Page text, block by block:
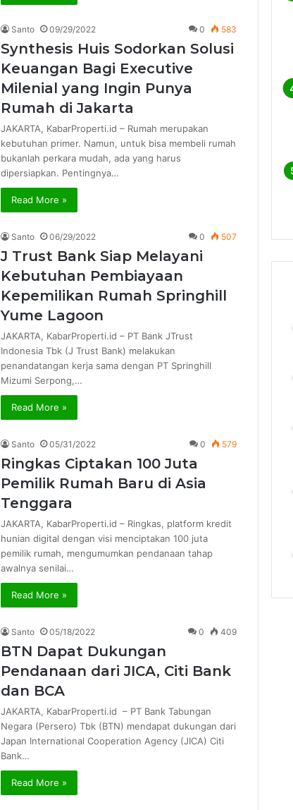
Santo 09/29/2022 0 583
Synthesis Huis Sodorkan Solusi
Keuangan Bagi Executive
Milenial yang Ingin Punya
Rumah di Jakarta
JAKARTA, KabarProperti.id – Rumah merupakan
kebutuhan primer. Namun, untuk bisa membeli rumah
bukanlah perkara mudah, ada yang harus
dipersiapkan. Pentingnya…
Read More »
Santo 06/29/2022 0 507
J Trust Bank Siap Melayani
Kebutuhan Pembiayaan
Kepemilikan Rumah Springhill
Yume Lagoon
JAKARTA, KabarProperti.id – PT Bank JTrust
Indonesia Tbk (J Trust Bank) melakukan
penandatangan kerja sama dengan PT Springhill
Mizumi Serpong,…
Read More »
Santo 05/31/2022 0 579
Ringkas Ciptakan 100 Juta
Pemilik Rumah Baru di Asia
Tenggara
JAKARTA, KabarProperti.id – Ringkas, platform kredit
hunian digital dengan visi menciptakan 100 juta
pemilik rumah, mengumumkan pendanaan tahap
awalnya senilai…
Read More »
Santo 05/18/2022 0 409
BTN Dapat Dukungan
Pendanaan dari JICA, Citi Bank
dan BCA
JAKARTA, KabarProperti.id – PT Bank Tabungan
Negara (Persero) Tbk (BTN) mendapat dukungan dari
Japan International Cooperation Agency (JICA) Citi
Bank…
Read More »